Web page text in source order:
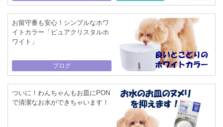
お留守番も安心！シンプルなホワ
イトカラー「ピュアクリスタルホ
ワイト」
ブログ
ついに！わんちゃんもお皿にPON
で清潔なお水ができちゃいます！